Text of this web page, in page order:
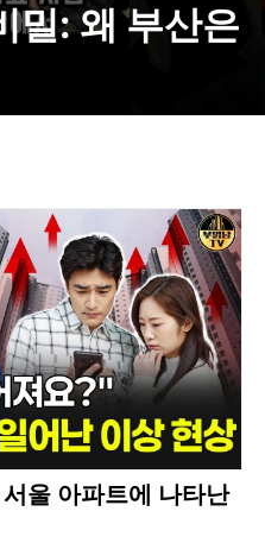
밀: 왜 부산은
울 아파트에 나타난